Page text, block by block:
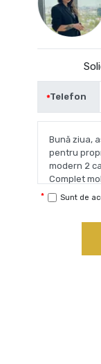
Telefon
Sunt de